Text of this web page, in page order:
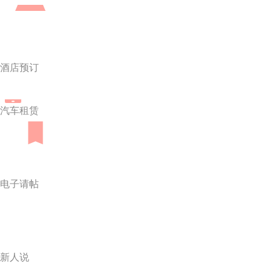
酒店预订
汽车租赁
电子请帖
新人说